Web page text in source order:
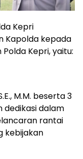
Kepri
Kapolda kepada
Kepri, yaitu:
M.M. beserta 3
dedikasi dalam
rantai
kebijakan